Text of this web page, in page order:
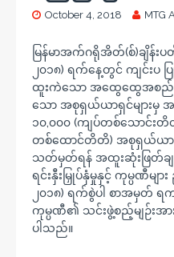
October 4, 2018 MTG
မြန်မာအက်ဂရိုအိတ်(စ်)ချိန်
၂၀၁၈) ရက်နေ့တွင် ကျင်း
ထူးကဲသော အထွေထွေအစည်
သော အစုရှယ်ယာရှင်များမှ
၁၀,၀၀၀ (ကျပ်တစ်သောင်းတိ
တစ်ထောင်တိတိ) အစုရှယ်ယာ(
သတ်မှတ်ရန် အထူးဆုံးဖြတ်ခ
ရင်းနှီးမြှုပ်နှံမှုနှင့် ကုမ္ပဏီမျာ
၂၀၁၈) ရက်စွဲပါ စာအမှတ်
ကုမ္ပဏီ၏ သင်းဖွဲ့စည့်မျဉ်းအား
ပါသည်။